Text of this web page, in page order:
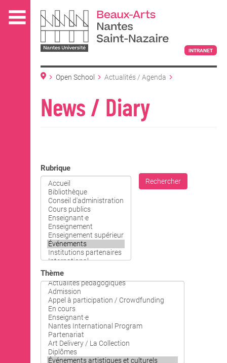
contenu
L'ÉCOLE
INTERNATIONAL
COURS PUBLICS
OPEN SCHOOL
Actualités / Agenda
Lieux
Expositions
Événements
Ressources
Artothèque de Nantes
Les Alumni·ae
INTRANET
Open School Actualités / Agenda
News / Diary
Rubrique
Thème
Rechercher